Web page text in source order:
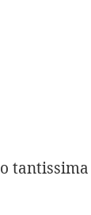
tantissima